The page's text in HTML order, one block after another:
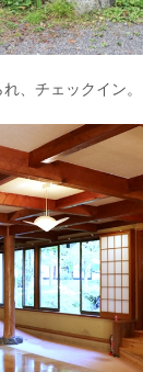
、チェックイン。